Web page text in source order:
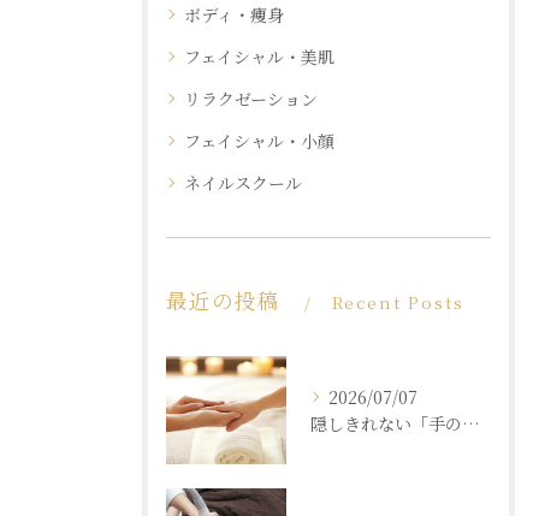
ボディ・痩身
フェイシャル・美肌
リラクゼーション
フェイシャル・小顔
ネイルスクール
最近の投稿 Recent Posts
2026/07/07
隠しきれない「手の老化」を根本ケア！ふっくら若々しい手肌を取り戻す本格ハンドエステ